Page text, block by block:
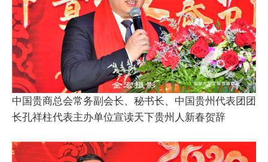
中国贵商总会常务副会长、秘书长、中国贵州代表团团
长孔祥柱代表主办单位宣读天下贵州人新春贺辞